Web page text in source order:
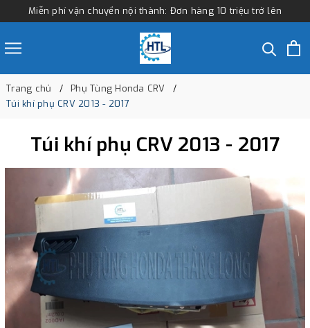
Miễn phí vận chuyển nội thành: Đơn hàng 10 triệu trở lên
Trang chủ
Phụ Tùng Honda CRV
Túi khí phụ CRV 2013 - 2017
Túi khí phụ CRV 2013 - 2017